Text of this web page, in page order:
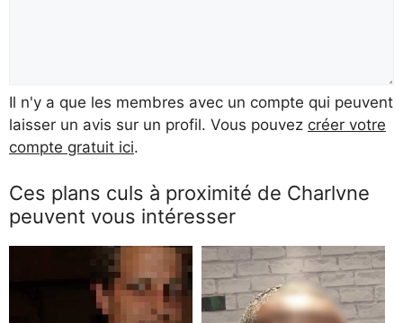
Il n'y a que les membres avec un compte qui peuvent
laisser un avis sur un profil. Vous pouvez créer votre
compte gratuit ici.
Ces plans culs à proximité de Charlvne
peuvent vous intéresser